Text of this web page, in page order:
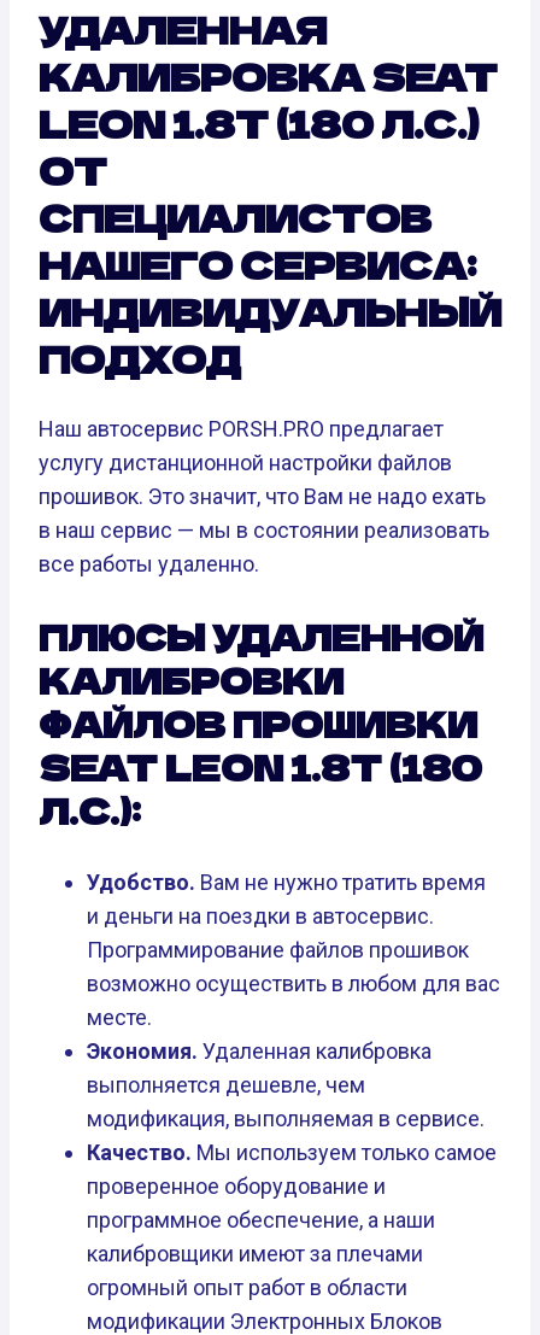
УДАЛЕННАЯ
КАЛИБРОВКА SEAT
LEON 1.8T (180 Л.С.)
ОТ
СПЕЦИАЛИСТОВ
НАШЕГО СЕРВИСА:
ИНДИВИДУАЛЬНЫЙ
ПОДХОД
Наш автосервис PORSH.PRO предлагает
услугу дистанционной настройки файлов
прошивок. Это значит, что Вам не надо ехать
в наш сервис — мы в состоянии реализовать
все работы удаленно.
ПЛЮСЫ УДАЛЕННОЙ
КАЛИБРОВКИ
ФАЙЛОВ ПРОШИВКИ
SEAT LEON 1.8T (180
Л.С.):
Удобство. Вам не нужно тратить время
и деньги на поездки в автосервис.
Программирование файлов прошивок
возможно осуществить в любом для вас
месте.
Экономия. Удаленная калибровка
выполняется дешевле, чем
модификация, выполняемая в сервисе.
Качество. Мы используем только самое
проверенное оборудование и
программное обеспечение, а наши
калибровщики имеют за плечами
огромный опыт работ в области
модификации Электронных Блоков